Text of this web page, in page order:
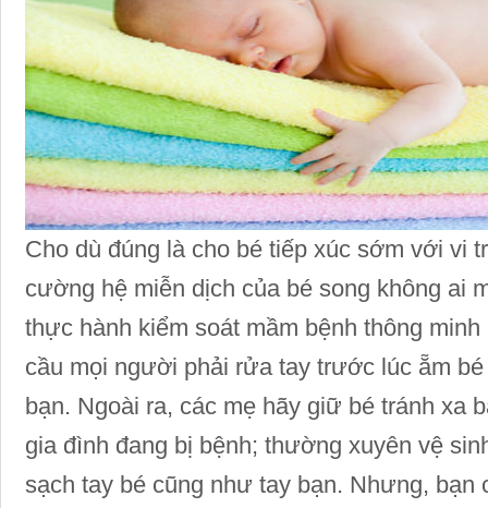
Cho dù đúng là cho bé tiếp xúc sớm với vi
cường hệ miễn dịch của bé song không ai
thực hành kiểm soát mầm bệnh thông
cầu mọi người phải rửa tay trước lúc ẵm
bạn. Ngoài ra, các mẹ hãy giữ bé tránh xa
gia đình đang bị bệnh; thường xuyên vệ
sạch tay bé cũng như tay bạn. Nhưng, bạn